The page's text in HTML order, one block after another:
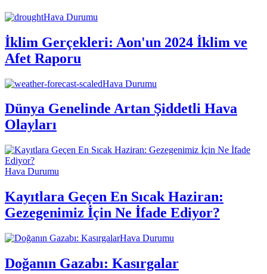
Hava Durumu
İklim Gerçekleri: Aon'un 2024 İklim ve
Afet Raporu
Hava Durumu
Dünya Genelinde Artan Şiddetli Hava
Olayları
Hava Durumu
Kayıtlara Geçen En Sıcak Haziran:
Gezegenimiz İçin Ne İfade Ediyor?
Hava Durumu
Doğanın Gazabı: Kasırgalar